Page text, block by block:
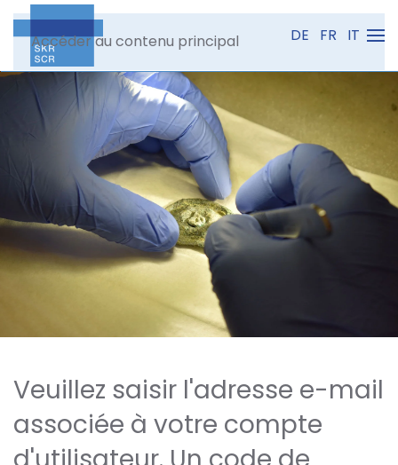
Accéder au contenu principal DE FR IT
Veuillez saisir l'adresse e-mail
associée à votre compte